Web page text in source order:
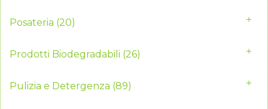
Posateria (20)
Prodotti Biodegradabili (26)
Pulizia e Detergenza (89)